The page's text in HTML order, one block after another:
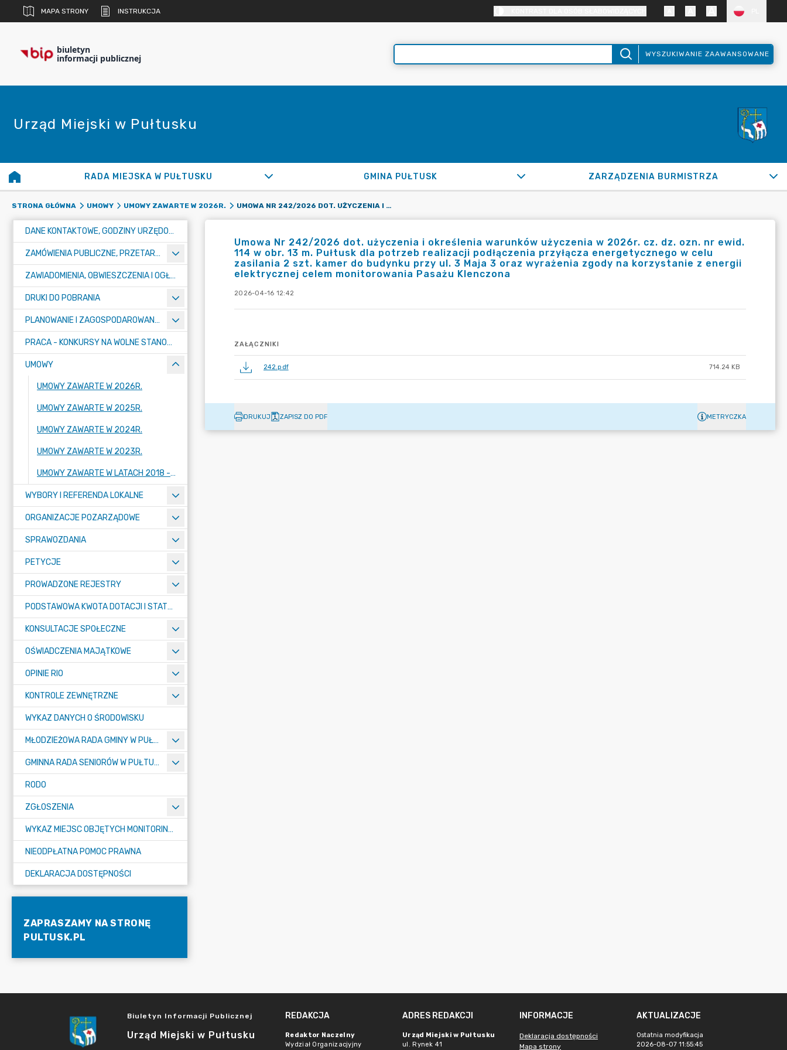
MAPA STRONY INSTRUKCJA
biuletyn
informacji publicznej WYSZUKIWANIE ZAAWANSOWANE
Urząd Miejski w Pułtusku
RADA MIEJSKA W PUŁTUSKU GMINA PUŁTUSK ZARZĄDZENIA BURMISTRZA
STRONA GŁÓWNA UMOWY UMOWY ZAWARTE W 2026R. UMOWA NR 242/2026 DOT. UŻYCZENIA I OKREŚLENIA WARUNKÓW UŻYCZENIA W 2026R. CZ. DZ. OZN. NR EWID. 114 W OBR. 13 M. PUŁTUSK DLA POTRZEB REALIZACJI PODŁĄCZENIA PRZYŁĄCZA ENERGETYCZNEGO W CELU ZASILANIA 2 SZT. KAMER DO BUDYNKU PRZY UL. 3 MAJA 3 ORAZ WYRAŻENIA ZGODY NA KORZYSTANIE Z ENERGII ELEKTRYCZNEJ CELEM MONITOROWANIA PASAŻU KLENCZONA
DANE KONTAKTOWE, GODZINY URZĘDOWANIA I NUMER KONTA BANKOWEGO
ZAMÓWIENIA PUBLICZNE, PRZETARGI, KONKURSY
ZAWIADOMIENIA, OBWIESZCZENIA I OGŁOSZENIA
DRUKI DO POBRANIA
PLANOWANIE I ZAGOSPODAROWANIE PRZESTRZENNE
PRACA - KONKURSY NA WOLNE STANOWISKA
UMOWY
UMOWY ZAWARTE W 2026R.
UMOWY ZAWARTE W 2025R.
UMOWY ZAWARTE W 2024R.
UMOWY ZAWARTE W 2023R.
UMOWY ZAWARTE W LATACH 2018 - 2022
WYBORY I REFERENDA LOKALNE
ORGANIZACJE POZARZĄDOWE
SPRAWOZDANIA
PETYCJE
PROWADZONE REJESTRY
PODSTAWOWA KWOTA DOTACJI I STATYSTYCZNA LICZBA UCZNIÓW
KONSULTACJE SPOŁECZNE
OŚWIADCZENIA MAJĄTKOWE
OPINIE RIO
KONTROLE ZEWNĘTRZNE
WYKAZ DANYCH O ŚRODOWISKU
MŁODZIEŻOWA RADA GMINY W PUŁTUSKU
GMINNA RADA SENIORÓW W PUŁTUSKU
RODO
ZGŁOSZENIA
WYKAZ MIEJSC OBJĘTYCH MONITORINGIEM
NIEODPŁATNA POMOC PRAWNA
DEKLARACJA DOSTĘPNOŚCI
ZAPRASZAMY NA STRONĘ
PULTUSK.PL
Umowa Nr 242/2026 dot. użyczenia i określenia warunków użyczenia w 2026r. cz. dz. ozn. nr ewid.
114 w obr. 13 m. Pułtusk dla potrzeb realizacji podłączenia przyłącza energetycznego w celu
zasilania 2 szt. kamer do budynku przy ul. 3 Maja 3 oraz wyrażenia zgody na korzystanie z energii
elektrycznej celem monitorowania Pasażu Klenczona
2026-04-16 12:42
ZAŁĄCZNIKI
242.pdf 714.24 KB
DRUKUJ ZAPISZ DO PDF METRYCZKA
Biuletyn Informacji Publicznej
Urząd Miejski w Pułtusku
REDAKCJA
Redaktor Naczelny
Wydział Organizacjyjny
ADRES REDAKCJI
Urząd Miejski w Pułtusku
ul. Rynek 41
INFORMACJE
Deklaracja dostępności
Mapa strony
AKTUALIZACJE
Ostatnia modyfikacja
2026-08-07 11:55:45